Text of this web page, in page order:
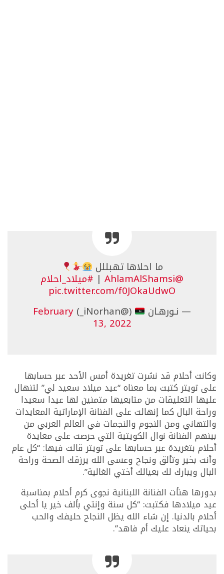
ما احلاها تهبللل
@AhlamAlShamsi
| #ميلاد_احلام
pic.twitter.com/f0JOkaUdwO
— نـورهـان
(@iNorhan_)
February
13, 2022
وكانت أحلام قد نشرت تغريدة أمس الأحد عبر حسابها
على تويتر كتبت بما معناه “عيد ميلاد سعيد لي” لتنهال
عليها التعليقات من متابعيها متمنين لها عيدا سعيدا
وراحة البال كما إنهالت على الفنانة الإماراتية المعايدات
والتهاني ومن النجوم والنجمات في العالم العربي من
بينهم الفنانة نوال الكويتية التي حرصت على معايدة
أحلام بتغريدة عبر حسابها على تويتر قالت فيها: “كل عام
وأنت بخير وتألق ونجاح وعسى الله يرزقك الصحة وراحة
البال ويبارك لك بعيالك أختي الغالية”.
بدورها هنأت الفنانة اللبنانية نجوى كرم أحلام بمناسبة
عيد ميلادها فكتبت: “كل سنة وإنتي بألف خير يا أحلى
أحلام بالدنيا. إن شاء الله يظل النجاح حليفك والحب
بحياتك ينعاد عليك أم فاهد”.